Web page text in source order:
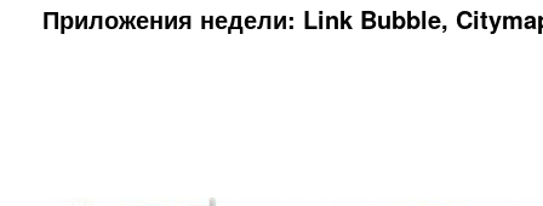
Приложения недели: Link Bubble,